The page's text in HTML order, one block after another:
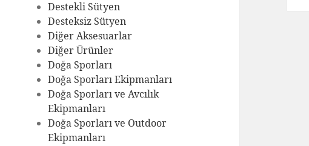
Destekli Sütyen
Desteksiz Sütyen
Diğer Aksesuarlar
Diğer Ürünler
Doğa Sporları
Doğa Sporları Ekipmanları
Doğa Sporları ve Avcılık
Ekipmanları
Doğa Sporları ve Outdoor
Ekipmanları